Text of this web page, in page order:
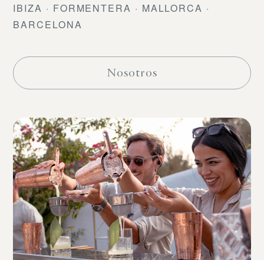
IBIZA · FORMENTERA · MALLORCA ·
BARCELONA
Nosotros